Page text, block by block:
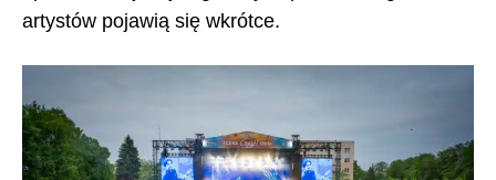
artystów pojawią się wkrótce.